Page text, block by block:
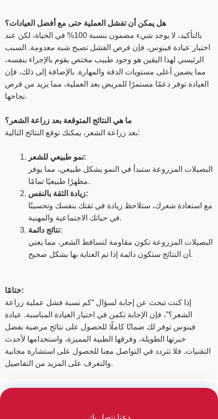
هل يمكن أن تفشل العملية حتى مع أفضل العيادات؟
بالتأكيد، لا يوجد شيء مضمون بنسبة 100% في الحياة، لكن عند
اختيار عيادة فينوس، فإن فرص الفشل تصبح شبه معدومة. السبب
الرئيسي لهذا اليقين هو وجود طبيب مختص يقوم بالإجراء بنفسه،
مما يضمن أعلى مستويات الدقة والمهارة. بالإضافة إلى ذلك، فإن
العيادة توفر دعمًا مستمرًا للمريض بعد العملية، مما يزيد من فرص
نجاحها.
ما هي النتائج المتوقعة بعد زراعة الشعر؟
بعد زراعة الشعر، يمكنك توقع النتائج التالية:
نمو طبيعي للشعر:
البصيلات المزروعة ستبدأ في النمو بشكل طبيعي، مما يوفر
مظهرًا طبيعيًا تمامًا.
زيادة الثقة بالنفس:
مع استعادة شعرك، ستلاحظ زيادة في ثقتك بنفسك وتحسينًا
في حياتك الاجتماعية والمهنية.
نتائج دائمة:
البصيلات المزروعة تكون مقاومة لتساقط الشعر، مما يعني
أن النتائج ستكون دائمة إذا تم العناية بها بشكل صحيح.
ختامًا:
إذا كنت تبحث عن إجابة لسؤال “كم نسبة فشل عملية زراعة
الشعر؟”، فإن الإجابة تكمن في اختيار العيادة المناسبة. عيادة
فينوس توفر لك ضمانًا كاملًا للحصول على نتائج مرضية بفضل
خبرتها الطويلة، وفرقها الطبية المميزة، واستخدامها لأحدث
التقنيات. فلا تتردد في التواصل معنا للحصول على استشارة مجانية
والتعرف على المزيد من التفاصيل.
دعنا نتصل بك